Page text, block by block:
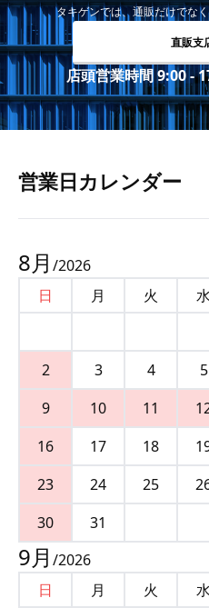
タキゲンでは、通販だけでな
直販支
店頭営業時間 9:00 -
営業⽇カレンダー
8月 /2026
日
月 火 水
2
3 4 5
9
10 11
16
17 18
23
24 25
30
31
9月 /2026
日
月 火 水